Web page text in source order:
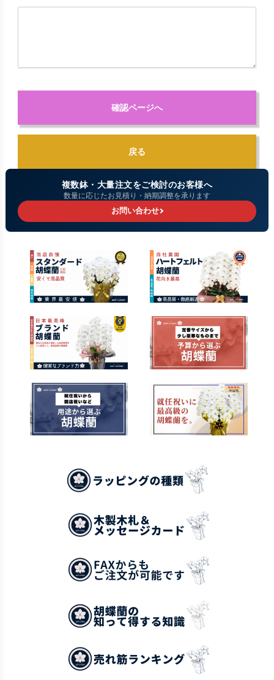
確認ページへ
戻る
複数鉢・大量注文をご検討のお客様へ
数量に応じたお見積り・納期調整を承ります
お問い合わせ